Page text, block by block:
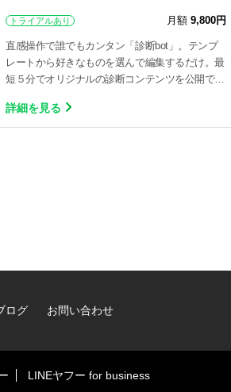
トライアルあり 月額 9,800円
直感操作で誰でもカンタン「診断bot」。テンプ
レートから好きなものを選んで編集するだけ。最
短５分でオリジナルの診断コンテンツを公開でき
詳細を見る
ログ お問い合わせ
LINEヤフー for business